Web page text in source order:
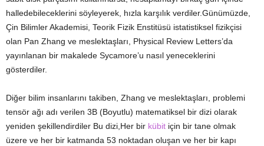
halledebileceklerini söyleyerek, hızla karşılık verdiler.Günümüzde,
Çin Bilimler Akademisi, Teorik Fizik Enstitüsü istatistiksel fizikçisi
olan Pan Zhang ve meslektaşları, Physical Review Letters’da
yayınlanan bir makalede Sycamore’u nasıl yeneceklerini
gösterdiler.
Diğer bilim insanlarını takiben, Zhang ve meslektaşları, problemi
tensör ağı adı verilen 3B (Boyutlu) matematiksel bir dizi olarak
yeniden şekillendirdiler Bu dizi,Her bir kübit için bir tane olmak
üzere ve her bir katmanda 53 noktadan oluşan ve her bir kapı